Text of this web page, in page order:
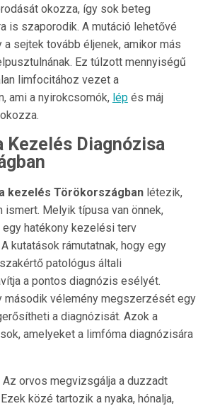
okozza, így sok beteg
is szaporodik. A mutáció lehetővé
sejtek tovább éljenek, amikor más
Ez túlzott mennyiségű
limfocitához vezet a
ami a nyirokcsomók, lépés máj
Kezelés Diagnózisa
kezelés Törökországbanlétezik,
ismert. Melyik típusa van önnek,
hatékony kezelési terv
kutatások rámutatnak, hogy egy
patológus általi
a pontos diagnózis esélyét.
második vélemény megszerzését egy
a diagnózisát. Azok a
amelyeket a limfóma diagnózisára
orvos megvizsgálja a duzzadt
közé tartozik a nyaka, hónalja,